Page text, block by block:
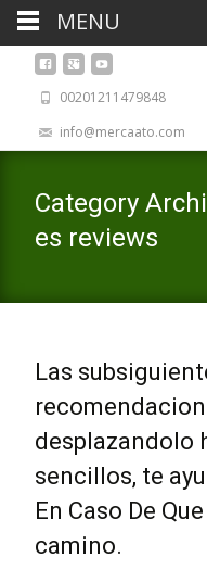
00201211479848
info@mercaato.com
Category
es reviews
Las
desplazandolo
sencillos, te
En Caso De
camino.
MENU